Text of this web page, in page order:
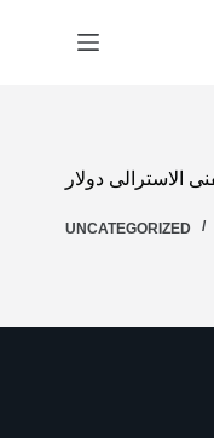
الاسترالى دولار
UNCATEGORIZED